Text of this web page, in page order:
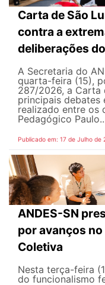
Carta de São
contra a
deliberações
A Secretaria do
quarta-feira (15),
287/2026, a Carta
principais debates
realizado entre os
Pedagógico
Publicado em: 17 de Julho de
ANDES-SN
por avanços no
Coletiva
Nesta terça-feira
do funcionalismo